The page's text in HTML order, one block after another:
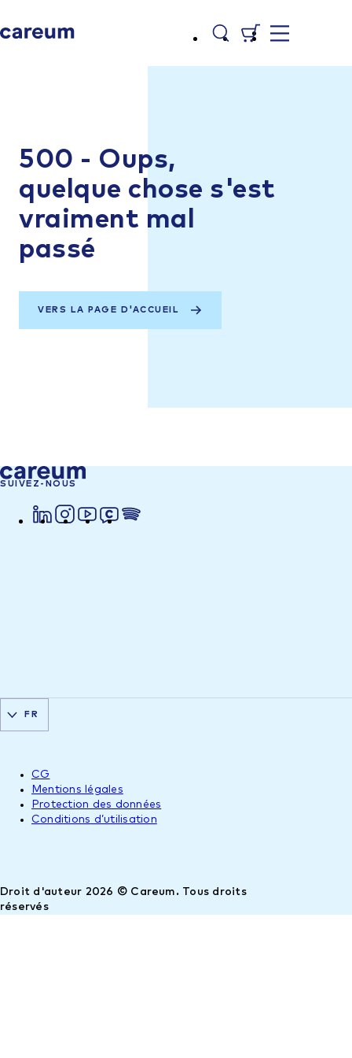
500 - Oups,
quelque chose s'est
vraiment mal
passé
VERS LA PAGE D'ACCUEIL
SUIVEZ-NOUS
Droit d'auteur 2026 © Careum. Tous droits
réservés
CG
Mentions légales
Protection des données
Conditions d’utilisation
FR